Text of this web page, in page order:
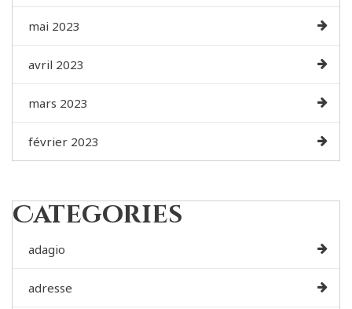
mai 2023
avril 2023
mars 2023
février 2023
Categories
adagio
adresse